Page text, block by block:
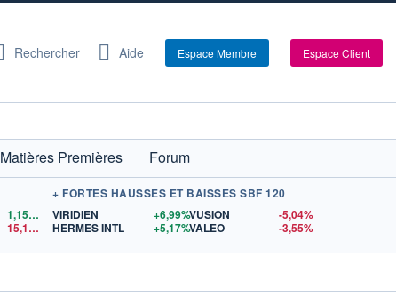
Rechercher Aide Espace Membre Espace Client
Matières Premières
Forum
1,1523
$US
15,15$US
+ FORTES HAUSSES ET BAISSES SBF 120
VIRIDIEN
+6,99%
HERMES INTL
+5,17%
VUSION
-5,04%
VALEO
-3,55%